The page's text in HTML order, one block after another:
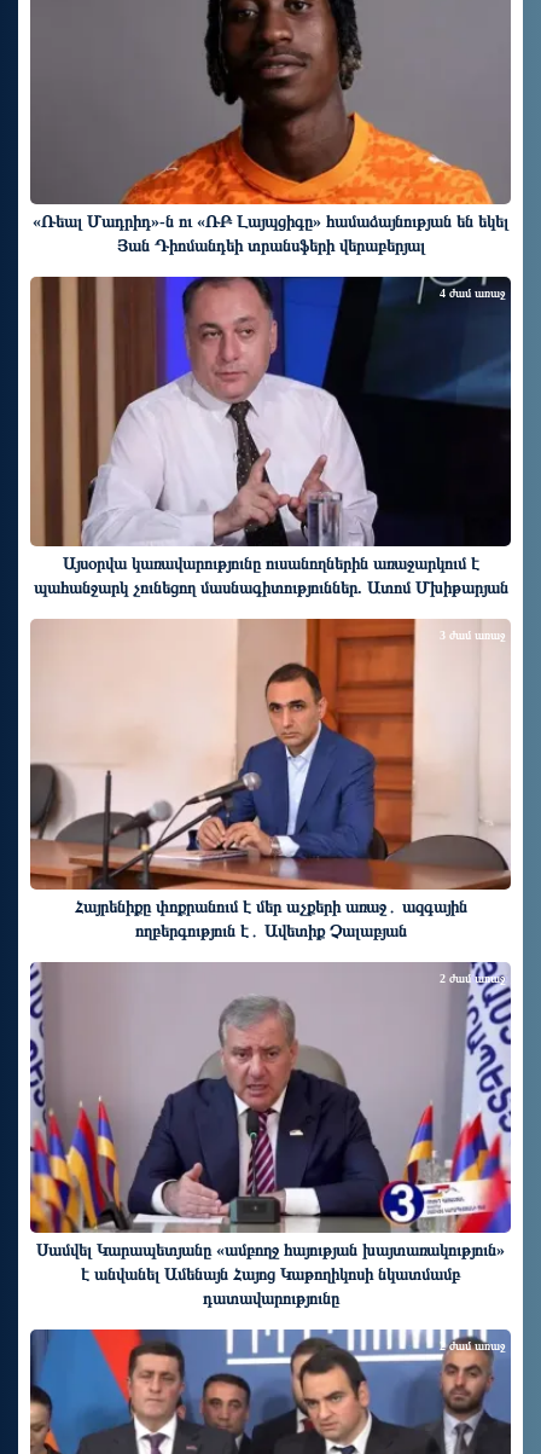
«Ռեալ Մադրիդ»-ն ու «ՌԲ Լայպցիգը» համաձայնության են եկել
Յան Դիոմանդեի տրանսֆերի վերաբերյալ
Այսօրվա կառավարությունը ուսանողներին առաջարկում է
պահանջարկ չունեցող մասնագիտություններ. Ատոմ Մխիթարյան
4 ժամ առաջ
Հայրենիքը փոքրանում է մեր աչքերի առաջ․ ազգային
ողբերգություն է․ Ավետիք Չալաբյան
3 ժամ առաջ
Սամվել Կարապետյանը «ամբողջ հայության խայտառակություն»
է անվանել Ամենայն Հայոց Կաթողիկոսի նկատմամբ
դատավարությունը
2 ժամ առաջ
2 ժամ առաջ